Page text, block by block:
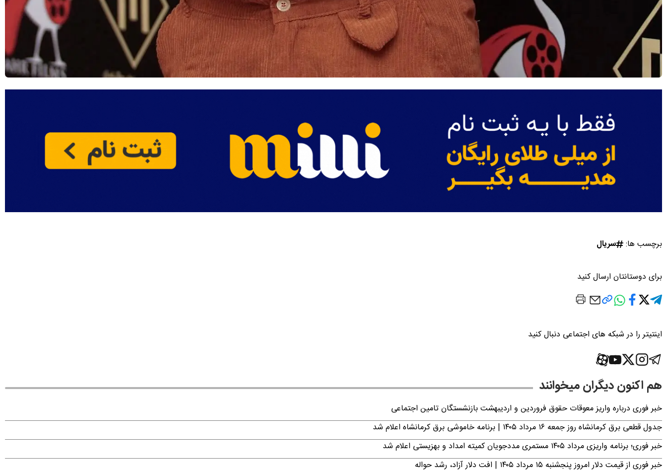
برچسب ها: سریال
برای دوستانتان ارسال کنید
اینتیتر را در شبکه های اجتماعی دنبال کنید
هم اکنون دیگران میخوانند
خبر فوری درباره واریز معوقات حقوق فروردین و اردیبهشت بازنشستگان تامین اجتماعی
جدول قطعی برق کرمانشاه روز جمعه ۱۶ مرداد ۱۴۰۵ | برنامه خاموشی برق کرمانشاه اعلام شد
خبر فوری؛ برنامه واریزی مرداد ۱۴۰۵ مستمری مددجویان کمیته امداد و بهزیستی اعلام شد
خبر فوری از قیمت دلار امروز پنجشنبه ۱۵ مرداد ۱۴۰۵ | افت دلار آزاد، رشد حواله